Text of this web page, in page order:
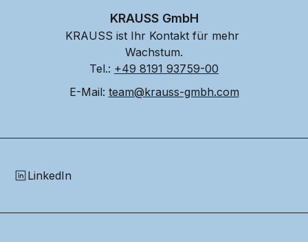
KRAUSS GmbH
KRAUSS ist Ihr Kontakt für mehr
Wachstum.
Tel.: +49 8191 93759-00
E-Mail: team@krauss-gmbh.com
LinkedIn